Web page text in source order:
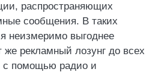
распространяющих
сообщения. В таких
неизмеримо выгоднее
же рекламный лозунг до всех
с помощью радио и